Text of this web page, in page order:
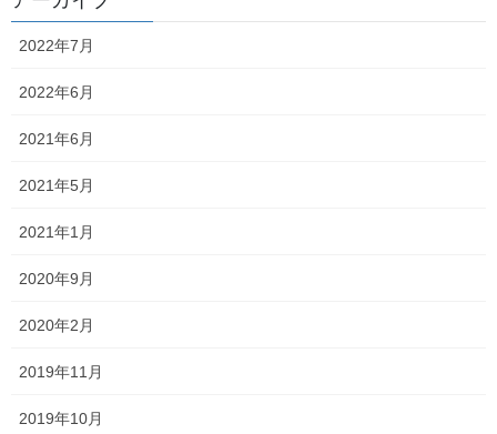
長々と間違った方向
もう東長崎4号踏切に戻るには時間がないので（レストランの予約
2022年7月
2022年6月
2021年6月
2021年5月
2021年1月
2020年9月
2020年2月
2019年11月
2019年10月